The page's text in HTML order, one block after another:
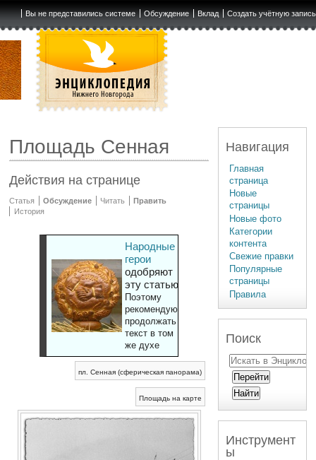
Вы не представились системе Обсуждение Вклад Создать учётную запись
Площадь Сенная
Действия на странице
Статья Обсуждение Читать
Править
История
Народные
герои
одобряют
эту статью
Поэтому
рекомендуют
продолжать
текст в том
же духе
пл. Сенная (сферическая панорама)
Площадь на карте
Навигация
Главная
страница
Новые
страницы
Новые фото
Категории
контента
Свежие правки
Популярные
страницы
Правила
Поиск
Инструмент
ы